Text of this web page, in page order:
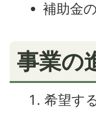
補助金
事業の
希望す